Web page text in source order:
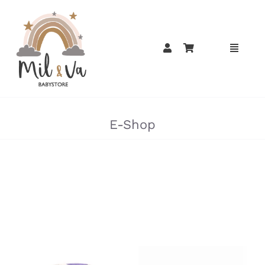
contenu
E-Shop